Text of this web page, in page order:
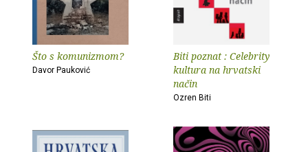
Što s komunizmom?
Davor Pauković
Biti poznat : Celebrity
kultura na hrvatski
način
Ozren Biti